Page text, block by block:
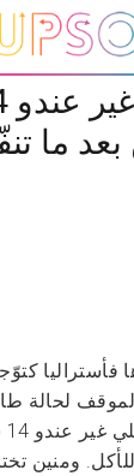
بعد ما
فأستراليا
لحالة
ومنين